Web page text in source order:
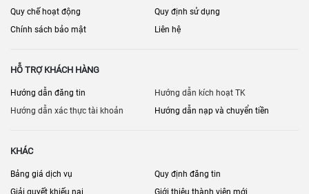
Quy chế hoạt động
Quy định sử dụng
Chính sách bảo mật
Liên hệ
HỖ TRỢ KHÁCH HÀNG
Hướng dẫn đăng tin
Hướng dẫn kích hoạt TK
Hướng dẫn xác thực tài khoản
Hướng dẫn nạp và chuyển tiền
KHÁC
Bảng giá dịch vụ
Quy định đăng tin
Giải quyết khiếu nại
Giới thiệu thành viên mới